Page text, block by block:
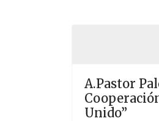
A.Pastor
Unido”